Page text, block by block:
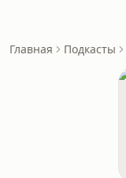
Главная Подкасты